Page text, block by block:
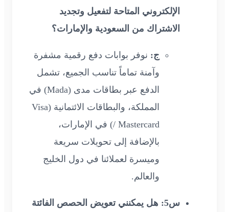
الإلكتروني المتاحة لتفعيل وتجديد
الاشتراك من السعودية والإمارات؟
ج: نوفر بوابات دفع رقمية مشفرة
وآمنة تماماً تناسب الجميع، تشمل
الدفع عبر بطاقات مدى (Mada) في
المملكة، والبطاقات الائتمانية (Visa
/ Mastercard) في الإمارات،
بالإضافة إلى تحويلات سريعة
وميسرة لعملائنا في دول الخليج
والعالم.
س5: هل يمكنني تعويض الحصص الفائتة